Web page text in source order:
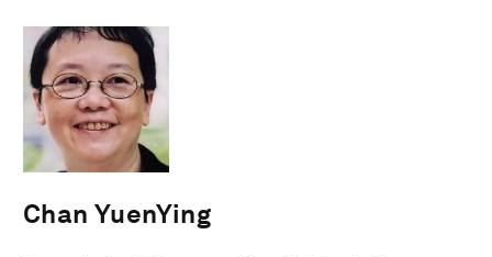
Chan YuenYing